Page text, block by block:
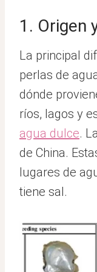
1. Origen
La principal
perlas de
dónde
ríos, lagos y
agua dulce.
de China.
lugares de
tiene sal.